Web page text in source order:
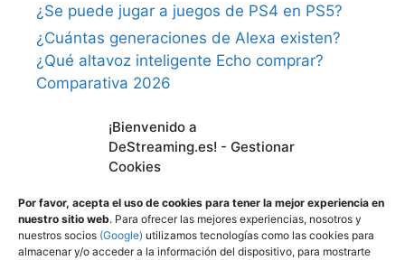
¡Bienvenido a
DeStreaming.es! - Gestionar
Cookies
Por favor, acepta el uso de cookies para tener la mejor experiencia en
nuestro sitio web. Para ofrecer las mejores experiencias, nosotros y
nuestros socios (Google) utilizamos tecnologías como las cookies para
almacenar y/o acceder a la información del dispositivo, para mostrarte
¿Se puede jugar a juegos de PS4 en PS5?
¿Cuántas generaciones de Alexa existen?
¿Qué altavoz inteligente Echo comprar?
Comparativa 2026
Videojuegos: Ahorra en PS5, PS4 y Nintendo
Volantes para PS5 2025
imprescindible para fans del rol japones